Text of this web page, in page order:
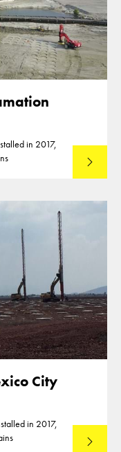
in 2017,
Lees
City
in 2017,
Lees